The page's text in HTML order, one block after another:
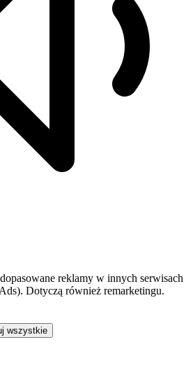
reklamy w innych serwisach
Dotyczą również remarketingu.
wszystkie